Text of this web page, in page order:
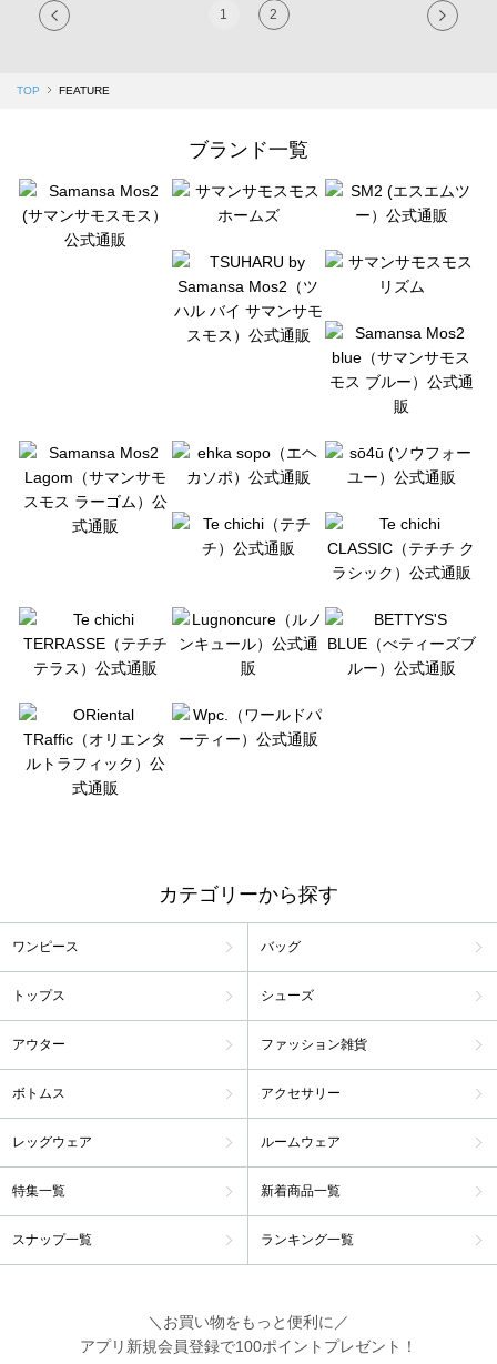
1 2
TOP FEATURE
ブランド一覧
カテゴリーから探す
ワンピース バッグ
トップス シューズ
アウター ファッション雑貨
ボトムス アクセサリー
レッグウェア ルームウェア
特集一覧 新着商品一覧
スナップ一覧 ランキング一覧
＼お買い物をもっと便利に／
アプリ新規会員登録で100ポイントプレゼント！